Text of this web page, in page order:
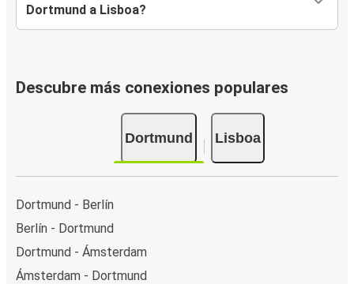
Dortmund a Lisboa?
Descubre más conexiones populares
Dortmund Lisboa
Dortmund - Berlín
Berlín - Dortmund
Dortmund - Ámsterdam
Ámsterdam - Dortmund